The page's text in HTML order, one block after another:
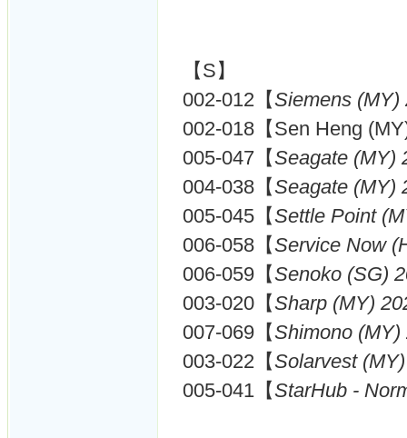
【S】
002-012【Siemens (MY)
002-018【Sen Heng
005-047【Seagate (MY)
004-038【Seagate (MY)
005-045【Settle Point
006-058【Service Now
006-059【Senoko (SG)
003-020【Sharp (MY)
007-069【Shimono (MY)
003-022【Solarvest
005-041【StarHub -